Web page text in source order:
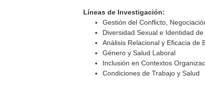
Líneas de Investigación:
Gestión del Conflicto,
Diversidad Sexual e Identidad
Análisis Relacional y Eficacia de
Género y Salud Laboral
Inclusión en Contextos
Condiciones de Trabajo y Salud